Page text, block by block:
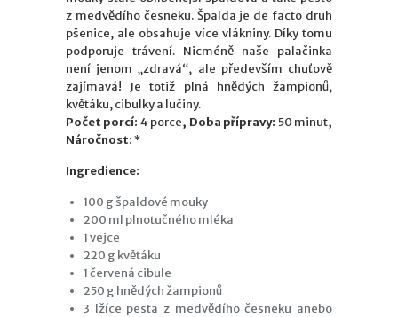
z medvědího česneku. Špalda je de facto druh
pšenice, ale obsahuje více vlákniny. Díky tomu
podporuje trávení. Nicméně naše palačinka
není jenom „zdravá“, ale především chuťově
zajímavá! Je totiž plná hnědých žampionů,
květáku, cibulky a lučiny.
Počet porcí: 4 porce, Doba přípravy: 50 minut,
Náročnost:*
Ingredience:
100 g špaldové mouky
200 ml plnotučného mléka
1 vejce
220 g květáku
1 červená cibule
250 g hnědých žampionů
3 lžíce pesta z medvědího česneku anebo